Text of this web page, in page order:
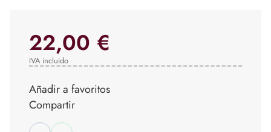
22,00 €
IVA incluido
Añadir a favoritos
Compartir